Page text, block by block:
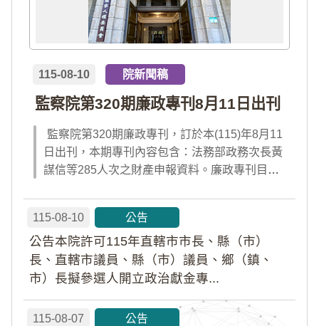
監察院第320期廉政專刊8月11日出刊
115-08-10 院新聞稿
監察院第320期廉政專刊，訂於本(115)年8月11
日出刊，本期專刊內容包含：法務部政務次長黃
謀信等285人次之財產申報資料。廉政專刊目次
網」查閱；專刊完整內容，請於出刊當日點選首
頁「公告園地」內「廉政專刊電子書」及「財產
申報公告資料」查閱。
115-08-10 公告
公告本院許可115年直轄市市長、縣（市）
長、直轄市議員、縣（市）議員、鄉（鎮、
市）長擬參選人開立政治獻金專...
115-08-07 公告